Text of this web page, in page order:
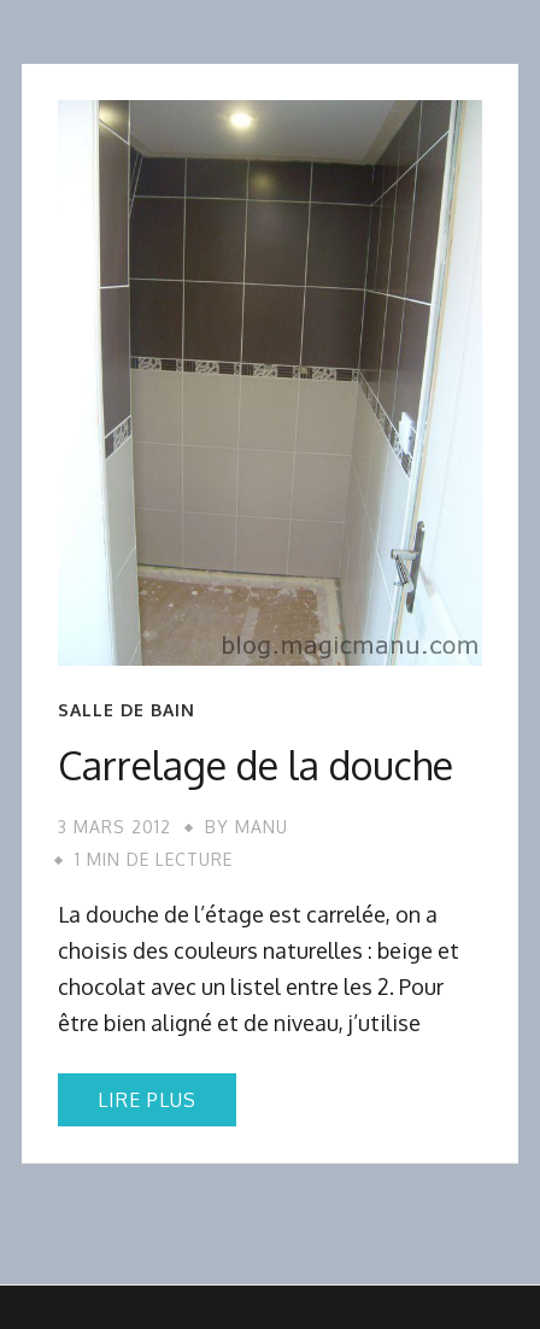
SALLE DE BAIN
Carrelage de la douche
3 MARS 2012 BY MANU
1 MIN DE LECTURE
La douche de l’étage est carrelée, on a
choisis des couleurs naturelles : beige et
chocolat avec un listel entre les 2. Pour
être bien aligné et de niveau, j’utilise
LIRE PLUS